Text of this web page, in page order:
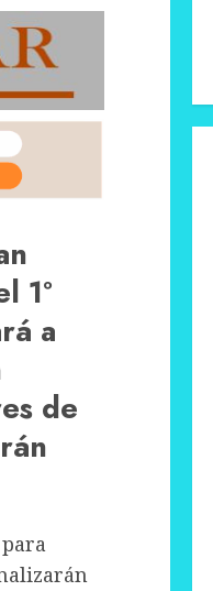
1º
a
de